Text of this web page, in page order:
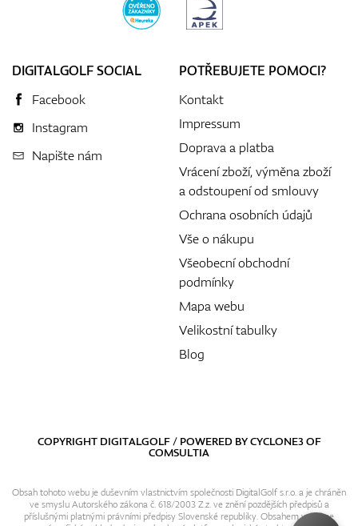
DIGITALGOLF SOCIAL
Facebook
Instagram
Napište nám
POTŘEBUJETE POMOCI?
Kontakt
Impressum
Doprava a platba
Vrácení zboží, výměna zboží
a odstoupení od smlouvy
Ochrana osobních údajů
Vše o nákupu
Všeobecní obchodní
podmínky
Mapa webu
Velikostní tabulky
Blog
COPYRIGHT DIGITALGOLF / POWERED BYCYCLONE3OF
COMSULTIA
Obsah tohoto webu je duševním vlastnictvím společnosti DigitalGolf s.r.o. a je chráněn
ve smyslu Autorského zákona č. 618/2003 Z.z. ve znění pozdějších předpisů a
příslušnými platnými právními předpisy Slovenské republiky. Obsahem webu se